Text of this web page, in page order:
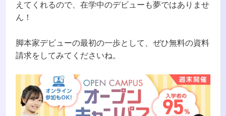
えてくれるので、在学中のデビューも夢ではありませ
ん！
脚本家デビューの最初の一歩として、ぜひ無料の資料
請求をしてみてくださいね。